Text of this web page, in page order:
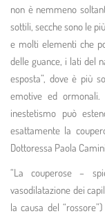
non è nemmeno
sottili, secche sono le
e molti elementi che
delle guance, i lati del
esposta”, dove è più
emotive ed
inestetismo può
esattamente la
Dottoressa Paola
“La couperose –
vasodilatazione dei
la causa del